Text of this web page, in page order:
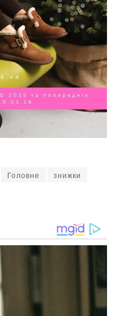
Головне
знижки